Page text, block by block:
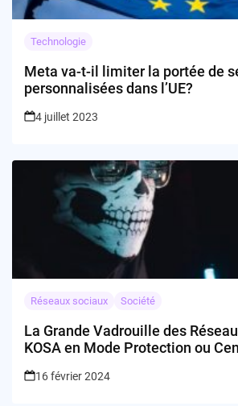
Technologie
Meta va-t-il limiter la portée de
personnalisées dans l’UE?
4 juillet 2023
Réseaux sociaux Société
La Grande Vadrouille des
KOSA en Mode Protection ou
16 février 2024